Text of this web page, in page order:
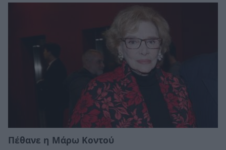
Πέθανε η Μάρω Κοντού